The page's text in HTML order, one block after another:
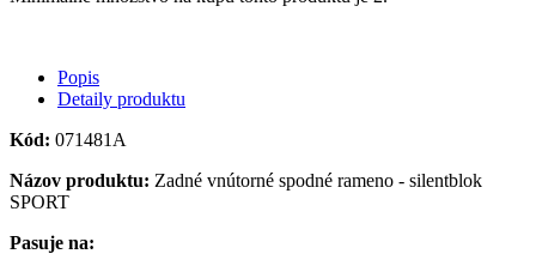
Popis
Detaily produktu
Kód: 071481A
Názov produktu: Zadné vnútorné spodné rameno - silentblok
SPORT
Pasuje na: